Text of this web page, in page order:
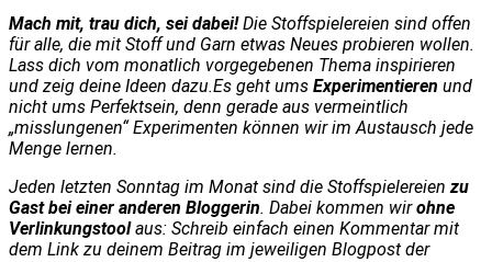
Mach mit, trau dich, sei dabei!Die Stoffspielereien sind offen
für alle, die mit Stoff und Garn etwas Neues probieren wollen.
Lass dich vom monatlich vorgegebenen Thema inspirieren
und zeig deine Ideen dazu.Es geht ums Experimentieren und
nicht ums Perfektsein, denn gerade aus vermeintlich
„misslungenen“ Experimenten können wir im Austausch jede
Menge lernen.
Jeden letzten Sonntag im Monat sind die Stoffspielereien zu
Gast bei einer anderen Bloggerin. Dabei kommen wirohne
Verlinkungstoolaus: Schreib einfach einen Kommentar mit
dem Link zu deinem Beitrag im jeweiligen Blogpost der